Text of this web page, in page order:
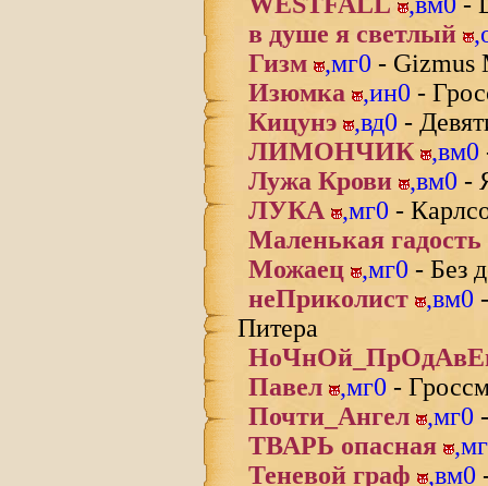
в душе я светлый
,
Гизм
,мг0 - Gizmus
Изюмка
,ин0 -
Кицунэ
,вд0 -
ЛИМОНЧИК
,вм0
Лужа Крови
,вм0 -
ЛУКА
,мг0 -
Маленькая гадость
Можаец
,мг0 - Без
неПриколист
,вм0
Питера
Павел
,мг0 -
Почти_Ангел
,мг0
ТВАРЬ опасная
,
Теневой граф
,вм0